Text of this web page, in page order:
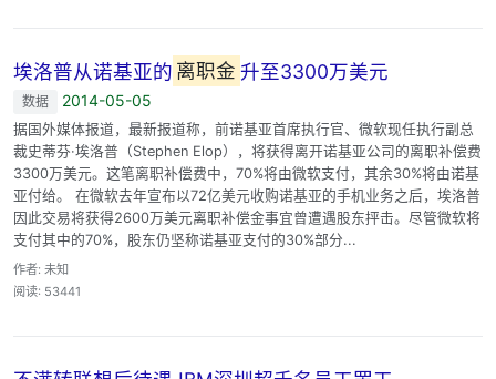
埃洛普从诺基亚的 离职金 升至3300万美元
数据 2014-05-05
据国外媒体报道，最新报道称，前诺基亚首席执行官、微软现任执行副总
裁史蒂芬·埃洛普（Stephen Elop），将获得离开诺基亚公司的离职补偿费
3300万美元。这笔离职补偿费中，70%将由微软支付，其余30%将由诺基
亚付给。 在微软去年宣布以72亿美元收购诺基亚的手机业务之后，埃洛普
因此交易将获得2600万美元离职补偿金事宜曾遭遇股东抨击。尽管微软将
支付其中的70%，股东仍坚称诺基亚支付的30%部分...
作者: 未知
阅读: 53441